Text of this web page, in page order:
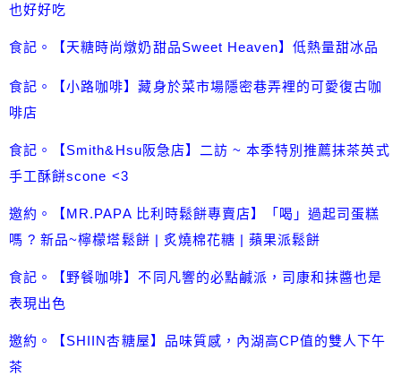
也好好吃
食記。【天糖時尚燉奶甜品Sweet Heaven】低熱量甜冰品
食記。【小路咖啡】藏身於菜市場隱密巷弄裡的可愛復古咖
啡店
食記。【Smith&Hsu阪急店】二訪 ~ 本季特別推薦抹茶英式
手工酥餅scone <3
邀約。【MR.PAPA 比利時鬆餅專賣店】「喝」過起司蛋糕
嗎 ? 新品~檸檬塔鬆餅 | 炙燒棉花糖 | 蘋果派鬆餅
食記。【野餐咖啡】不同凡響的必點鹹派，司康和抹醬也是
表現出色
邀約。【SHIIN杏糖屋】品味質感，內湖高CP值的雙人下午
茶